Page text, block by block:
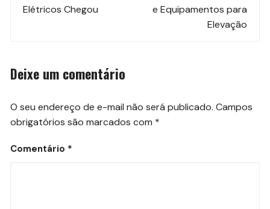
post
Elétricos Chegou
e Equipamentos para
Elevação
Deixe um comentário
O seu endereço de e-mail não será publicado. Campos
obrigatórios são marcados com *
Comentário *